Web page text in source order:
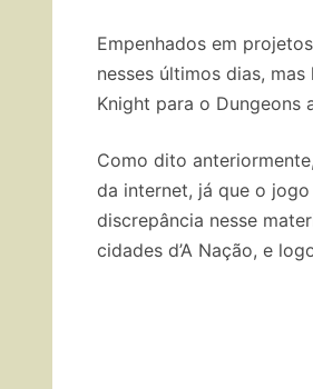
Empenhados em
nesses últimos dias,
Knight para o Dungeons
Como dito
da internet, já que o
discrepância nesse
cidades d’A Nação, e